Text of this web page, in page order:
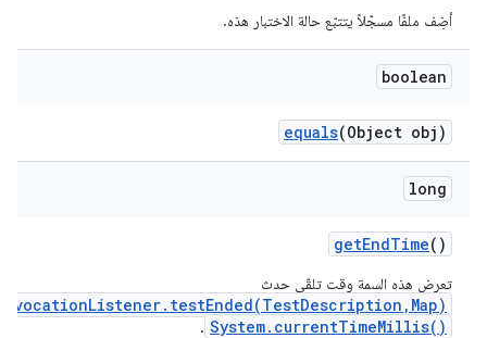
أضِف ملفًا مسجّلاً يتتبّع حالة الاختبار هذه.
boolean
equals(Object obj)
long
getEndTime()
تعرِض هذه السمة وقت تلقّي حدث
System.currentTimeMillis()
.